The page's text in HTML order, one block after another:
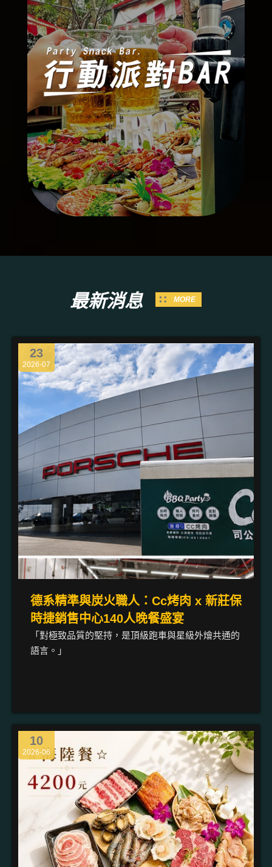
最新消息 MORE
23
2026-07
德系精準與炭火職人：Cc烤肉 x 新莊保
時捷銷售中心140人晚餐盛宴
「對極致品質的堅持，是頂級跑車與星級外燴共通的
語言。」
10
2026-06